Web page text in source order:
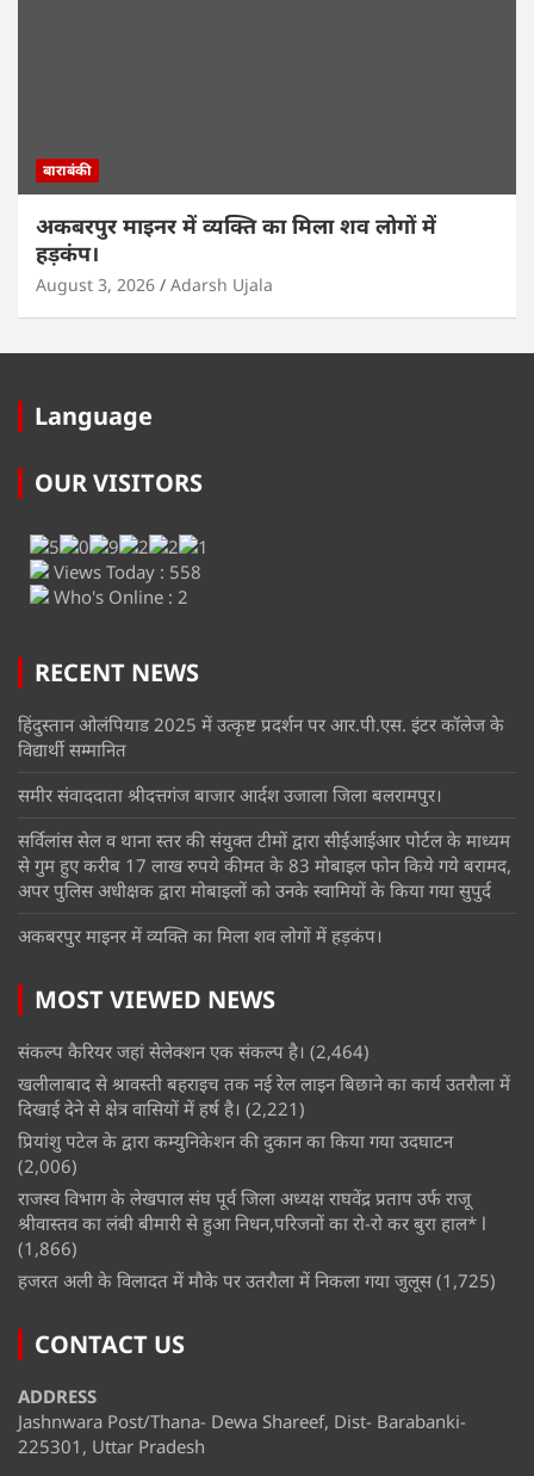
बाराबंकी
अकबरपुर माइनर में व्यक्ति का मिला शव लोगों में
हड़कंप।
August 3, 2026 Adarsh Ujala
Language
OUR VISITORS
Views Today : 558
Who's Online : 2
RECENT NEWS
हिंदुस्तान ओलंपियाड 2025 में उत्कृष्ट प्रदर्शन पर आर.पी.एस. इंटर कॉलेज के
विद्यार्थी सम्मानित
समीर संवाददाता श्रीदत्तगंज बाजार आर्दश उजाला जिला बलरामपुर।
सर्विलांस सेल व थाना स्तर की संयुक्त टीमों द्वारा सीईआईआर पोर्टल के माध्यम
से गुम हुए करीब 17 लाख रुपये कीमत के 83 मोबाइल फोन किये गये बरामद,
अपर पुलिस अधीक्षक द्वारा मोबाइलों को उनके स्वामियों के किया गया सुपुर्द
अकबरपुर माइनर में व्यक्ति का मिला शव लोगों में हड़कंप।
MOST VIEWED NEWS
संकल्प कैरियर जहां सेलेक्शन एक संकल्प है। (2,464)
खलीलाबाद से श्रावस्ती बहराइच तक नई रेल लाइन बिछाने का कार्य उतरौला में
दिखाई देने से क्षेत्र वासियों में हर्ष है। (2,221)
प्रियांशु पटेल के द्वारा कम्युनिकेशन की दुकान का किया गया उदघाटन
(2,006)
राजस्व विभाग के लेखपाल संघ पूर्व जिला अध्यक्ष राघवेंद्र प्रताप उर्फ राजू
श्रीवास्तव का लंबी बीमारी से हुआ निधन,परिजनों का रो-रो कर बुरा हाल* l
(1,866)
हजरत अली के विलादत में मौके पर उतरौला में निकला गया जुलूस (1,725)
CONTACT US
ADDRESS
Jashnwara Post/Thana- Dewa Shareef, Dist- Barabanki-
225301, Uttar Pradesh